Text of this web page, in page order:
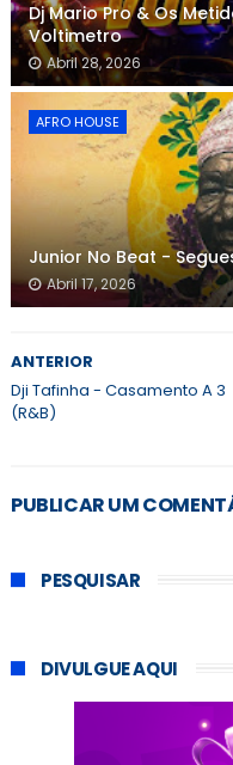
Dj Mario Pro & Os
Voltimetro
Abril 28, 2026
AFRO HOUSE
Junior No Beat -
Abril 17, 2026
ANTERIOR
Dji Tafinha - Casamento A 3
(R&B)
PUBLICAR UM
PESQUISAR
DIVULGUE AQUI